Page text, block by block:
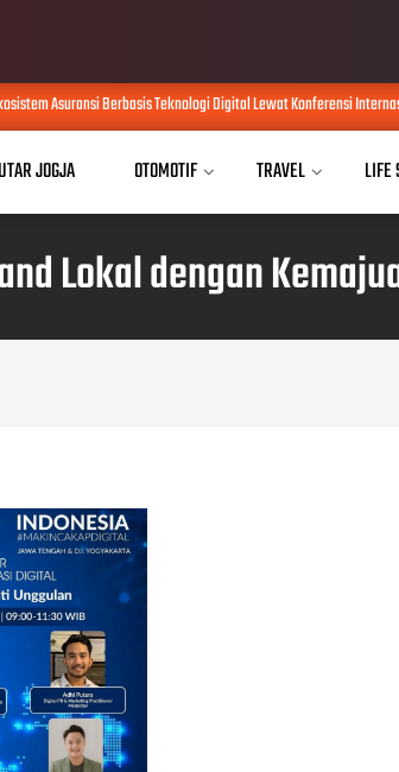
Asuransi Berbasis Teknologi Digital Lewat Konferensi
JOGJA OTOMOTIF TRAVEL LIFE
Lokal dengan